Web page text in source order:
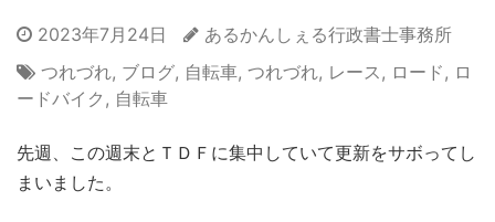
2023年7月24日
あるかんしぇる行政書士事務所
つれづれ, ブログ, 自転車, つれづれ, レース, ロード, ロ
ードバイク , 自転車
先週、この週末とＴＤＦに集中していて更新をサボってし
まいました。